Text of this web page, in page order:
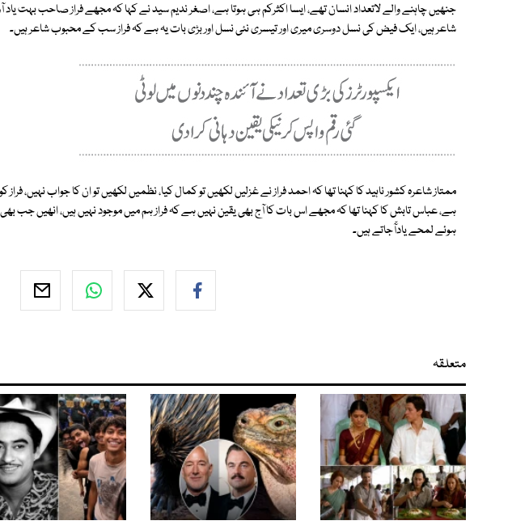
شاعر ہیں، ایک فیض کی نسل دوسری میری اور تیسری نئی نسل اور بڑی بات یہ ہے کہ فراز سب کے محبوب شاعر ہیں۔
ممتاز شاعرہ کشور ناہید کا کہنا تھا کہ احمد فراز نے غزلیں لکھیں تو کمال کیا، نظمیں لکھیں تو ان کا جواب نہیں،
ہے، عباس تابش کا کہنا تھا کہ مجھے اس بات کا آج بھی یقین نہیں ہے کہ فراز ہم میں موجود نہیں ہیں، انھیں جب
ہوئے لمحے یادآٓجاتے ہیں۔
متعلقہ